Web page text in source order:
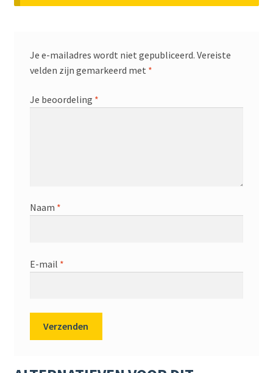
Je e-mailadres wordt niet gepubliceerd. Vereiste
velden zijn gemarkeerd met *
Je beoordeling *
Naam *
E-mail *